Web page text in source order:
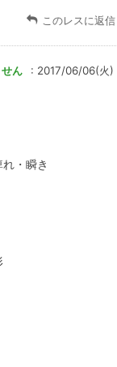
このレスに返信
ん : 2017/06/06(火)
・瞬き